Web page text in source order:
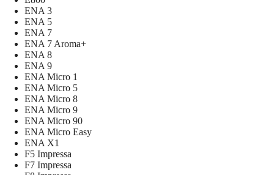
ENA 3
ENA 5
ENA 7
ENA 7 Aroma+
ENA 8
ENA 9
ENA Micro 1
ENA Micro 5
ENA Micro 8
ENA Micro 9
ENA Micro 90
ENA Micro Easy
ENA X1
F5 Impressa
F7 Impressa